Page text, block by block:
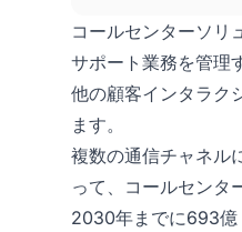
スファクション
コールセンターソリ
サポート業務を管理
他の顧客インタラク
ます。
複数の通信チャネル
って、コールセンタ
2030年までに693億